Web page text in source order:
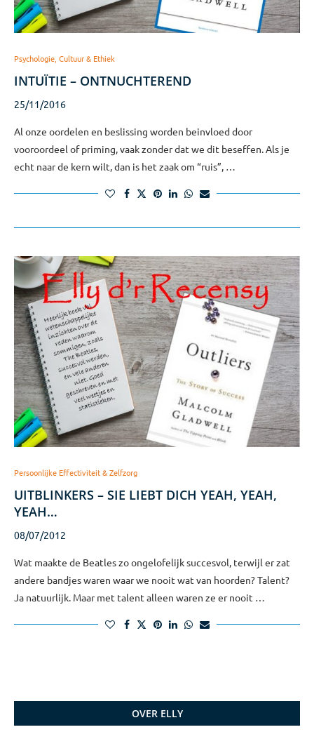
Psychologie, Cultuur & Ethiek
INTUÏTIE – ONTNUCHTEREND
25/11/2016
Al onze oordelen en beslissing worden beinvloed door
vooroordeel of priming, vaak zonder dat we dit beseffen. Als je
echt naar de kern wilt, dan is het zaak om “ruis”, …
Persoonlijke Effectiviteit & Zelfzorg
UITBLINKERS – SIE LIEBT DICH YEAH, YEAH,
YEAH…
08/07/2012
Wat maakte de Beatles zo ongelofelijk succesvol, terwijl er zat
andere bandjes waren waar we nooit wat van hoorden? Talent?
Ja natuurlijk. Maar met talent alleen waren ze er nooit …
OVER ELLY